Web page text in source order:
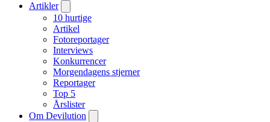
Artikler
10 hurtige
Artikel
Fotoreportager
Interviews
Konkurrencer
Morgendagens stjerner
Reportager
Top 5
Årslister
Om Devilution